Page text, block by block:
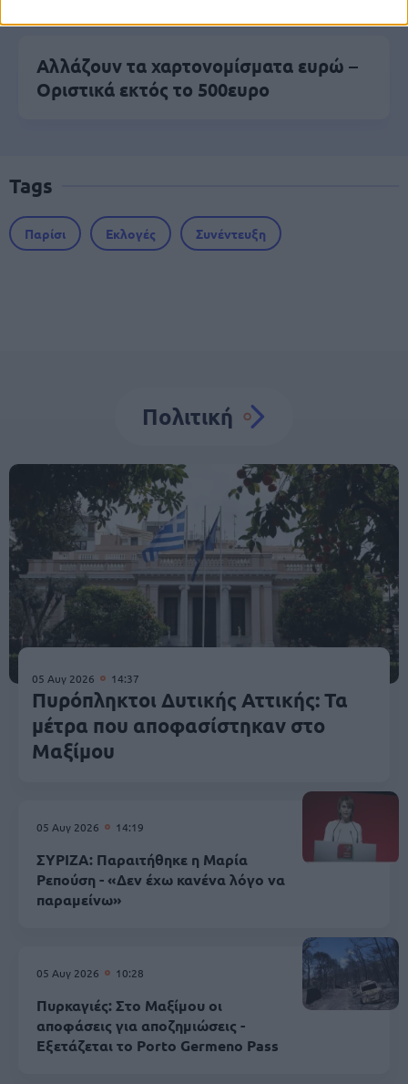
Αλλάζουν τα χαρτονομίσματα ευρώ –
Οριστικά εκτός το 500ευρο
Tags
Παρίσι Εκλογές Συνέντευξη
Πολιτική
05 Αυγ 2026 14:37
Πυρόπληκτοι Δυτικής Αττικής: Τα
μέτρα που αποφασίστηκαν στο
Μαξίμου
05 Αυγ 2026 14:19
ΣΥΡΙΖΑ: Παραιτήθηκε η Μαρία
Ρεπούση - «Δεν έχω κανένα λόγο να
παραμείνω»
05 Αυγ 2026 10:28
Πυρκαγιές: Στο Μαξίμου οι
αποφάσεις για αποζημιώσεις -
Εξετάζεται το Porto Germeno Pass